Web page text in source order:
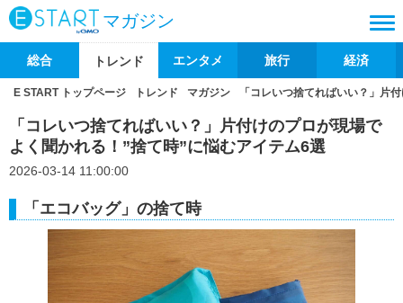
マガジン
総合 トレンド エンタメ 旅行 経済
E START トップページ トレンド マガジン 「コレいつ捨てればいい？」片
「コレいつ捨てればいい？」片付けのプロが現場で
よく聞かれる！”捨て時”に悩むアイテム6選
2026-03-14 11:00:00
「エコバッグ」の捨て時